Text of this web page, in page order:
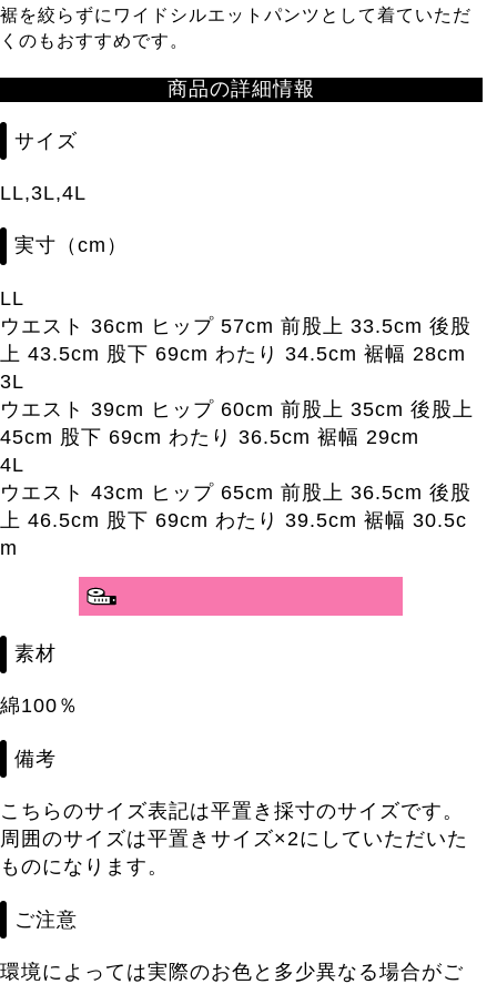
裾を絞らずにワイドシルエットパンツとして着ていただ
くのもおすすめです。
商品の詳細情報
サイズ
LL,3L,4L
実寸（cm）
LL
ウエスト 36cm ヒップ 57cm 前股上 33.5cm 後股
上 43.5cm 股下 69cm わたり 34.5cm 裾幅 28cm
3L
ウエスト 39cm ヒップ 60cm 前股上 35cm 後股上
45cm 股下 69cm わたり 36.5cm 裾幅 29cm
4L
ウエスト 43cm ヒップ 65cm 前股上 36.5cm 後股
上 46.5cm 股下 69cm わたり 39.5cm 裾幅 30.5c
m
分かりやすいサイズガイド>>
素材
綿100％
備考
こちらのサイズ表記は平置き採寸のサイズです。
周囲のサイズは平置きサイズ×2にしていただいた
ものになります。
ご注意
環境によっては実際のお色と多少異なる場合がご